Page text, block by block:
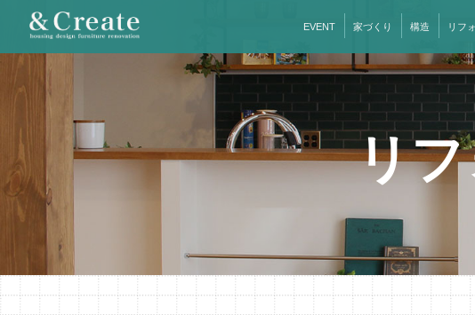
EVENT 家づくり 構造 リフ
リ